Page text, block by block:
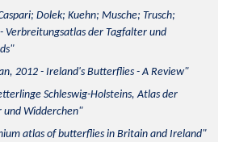
Dolek; Kuehn; Musche; Trusch;
Verbreitungsatlas der Tagfalter und
2012 - Ireland's Butterflies - A Review
Schleswig-Holsteins, Atlas der
Widderchen
atlas of butterflies in Britain and Ireland